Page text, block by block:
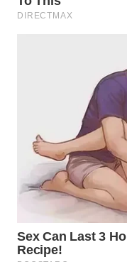
WN
KARAWANG
WN
DEPOK
WN
TAPANULI
UTARA